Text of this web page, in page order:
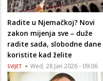
Radite u Njemačkoj? Novi
zakon mijenja sve – duže
radite sada, slobodne dane
koristite kad želite
SVIJET Wed, 28 Jan 2026 - 09:06